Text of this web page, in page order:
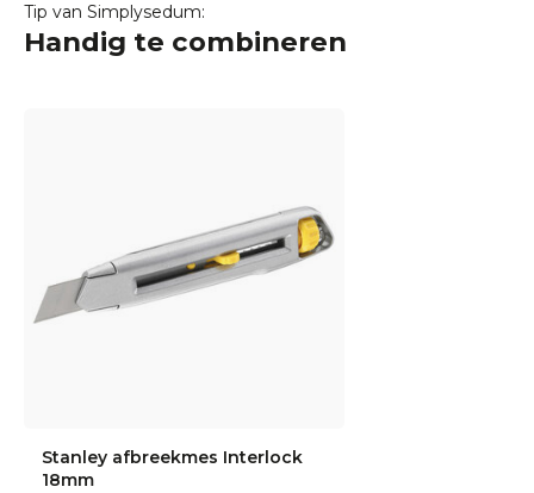
Tip van Simplysedum:
Handig te combineren
Stanley afbreekmes Interlock
18mm